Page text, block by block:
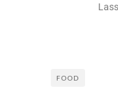
FOOD